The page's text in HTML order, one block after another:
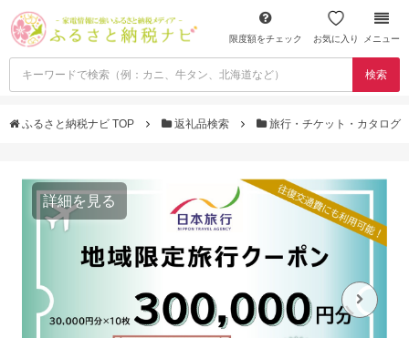
限度額をチェック お気に入り メニュー
検索
ふるさと納税ナビ TOP 返礼品検索 旅行・チケット・カタログ
詳細を見る